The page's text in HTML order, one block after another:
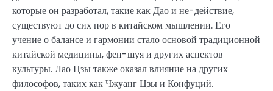
которые он разработал, такие как Дао и не-действие,
существуют до сих пор в китайском мышлении. Его
учение о балансе и гармонии стало основой традиционной
китайской медицины, фен-шуя и других аспектов
культуры. Лао Цзы также оказал влияние на других
философов, таких как Чжуанг Цзы и Конфуций.